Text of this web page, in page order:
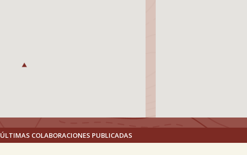
ÚLTIMAS COLABORACIONES PUBLICADAS